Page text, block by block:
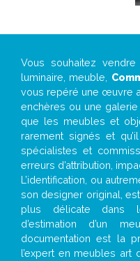
Vous souhaitez
luminaire, meuble,
vous repéré une œuvre
enchères ou une galerie
que les meubles et
rarement signés et
spécialistes et
erreurs d’attribution,
L’identification, ou
son designer original,
plus délicate dans
d’estimation d’un
documentation est la
l’expert en meubles